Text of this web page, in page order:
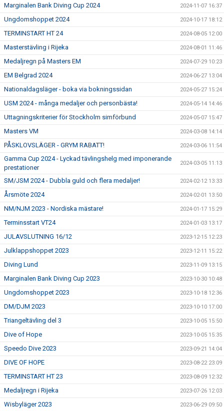
Marginalen Bank Diving Cup 2024 2024-11-07 16:37
Ungdomshoppet 2024 2024-10-17 18:12
TERMINSTART HT 24 2024-08-05 12:00
Masterstävling i Rijeka 2024-08-01 11:46
Medaljregn på Masters EM 2024-07-29 10:23
EM Belgrad 2024 2024-06-27 13:04
Nationaldagsläger - boka via bokningssidan 2024-05-27 15:24
USM 2024 - många medaljer och personbästa! 2024-05-14 14:46
Uttagningskriterier för Stockholm simförbund 2024-05-07 15:47
Masters VM 2024-03-08 14:14
PÅSKLOVSLÄGER - GRYM RABATT! 2024-03-06 11:54
Gamma Cup 2024 - Lyckad tävlingshelg med imponerande
prestationer
2024-03-05 11:13
SM/JSM 2024 - Dubbla guld och flera medaljer! 2024-02-12 13:33
Årsmöte 2024 2024-02-01 13:50
NM/NJM 2023 - Nordiska mästare! 2024-01-17 15:29
Terminsstart VT24 2024-01-03 13:17
JULAVSLUTNING 16/12 2023-12-15 12:23
Julklappshoppet 2023 2023-12-11 15:22
Diving Lund 2023-11-09 13:15
Marginalen Bank Diving Cup 2023 2023-10-30 10:48
Ungdomshoppet 2023 2023-10-18 12:36
DM/DJM 2023 2023-10-10 17:00
Triangeltävling del 3 2023-10-05 15:50
Dive of Hope 2023-10-05 15:35
Speedo Dive 2023 2023-09-21 14:04
DIVE OF HOPE 2023-08-22 23:09
TERMINSTART HT 23 2023-08-09 12:32
Medaljregn i Rijeka 2023-07-26 12:03
Wisbyläger 2023 2023-06-29 09:50